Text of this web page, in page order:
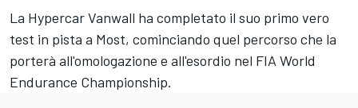
La Hypercar Vanwall ha completato il suo primo vero
test in pista a Most, cominciando quel percorso che la
porterà all'omologazione e all'esordio nel FIA World
Endurance Championship.